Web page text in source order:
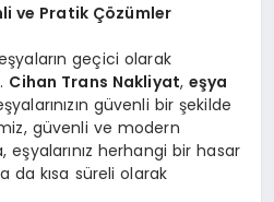
ve Pratik Çözümler
geçici olarak
Cihan Trans Nakliyat,eşya
güvenli bir şekilde
güvenli ve modern
eşyalarınız herhangi bir hasar
da kısa süreli olarak